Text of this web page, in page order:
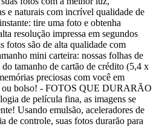
e naturais com incrível qualidade de
tire uma foto e obtenha
resolução impressa em segundos
fotos são de alta qualidade com
mini carteira: nossas folhas de
tamanho de cartão de crédito (5,4 x
preciosas com você em
ou bolso! - FOTOS QUE DURARÃO
de película fina, as imagens se
Usando emulsão, aceleradores de
de controle, suas fotos durarão para